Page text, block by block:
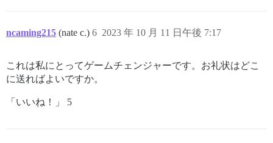
ncaming215 (nate c.) 2023 年 10 月 11 日午後 7:17
6
これは私にとってゲームチェンジャーです。お礼状はどこ
に送ればよいですか。
「いいね！」 5